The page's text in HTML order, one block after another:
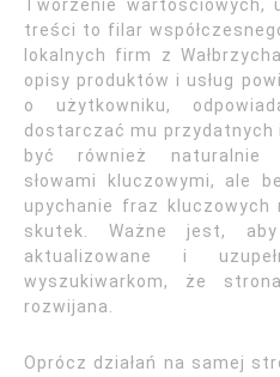
Tworzenie wartościowych,
treści to filar
lokalnych firm z
opisy produktów i usług
o użytkowniku,
dostarczać mu
być również naturalnie
słowami kluczowymi, ale
upychanie fraz
skutek. Ważne jest,
aktualizowane i
wyszukiwarkom, że
rozwijana.
Oprócz działań na samej